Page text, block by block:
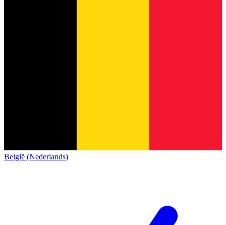
België (Nederlands)